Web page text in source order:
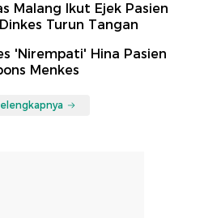
Malang Ikut Ejek Pasien
Turun Tangan
'Nirempati' Hina Pasien
Menkes